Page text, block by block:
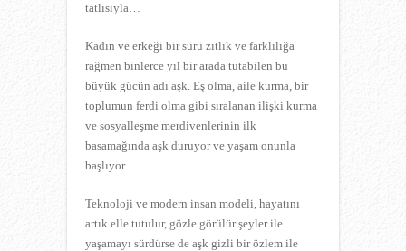
tatlısıyla…
Kadın ve erkeği bir sürü zıtlık ve farklılığa
rağmen binlerce yıl bir arada tutabilen bu
büyük gücün adı aşk. Eş olma, aile kurma, bir
toplumun ferdi olma gibi sıralanan ilişki kurma
ve sosyalleşme merdivenlerinin ilk
basamağında aşk duruyor ve yaşam onunla
başlıyor.
Teknoloji ve modern insan modeli, hayatını
artık elle tutulur, gözle görülür şeyler ile
yaşamayı sürdürse de aşk gizli bir özlem ile